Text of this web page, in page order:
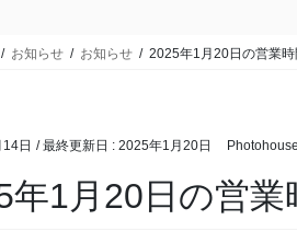
お知らせ お知らせ 2025年1月20日の営業時
日 / 最終更新日 : 2025年1月20日 Photohouse
年1月20日の営業